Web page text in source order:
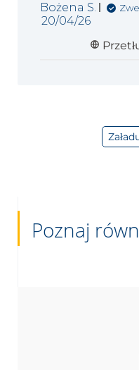
Bożena S.
Data
20/04/26
Poznaj